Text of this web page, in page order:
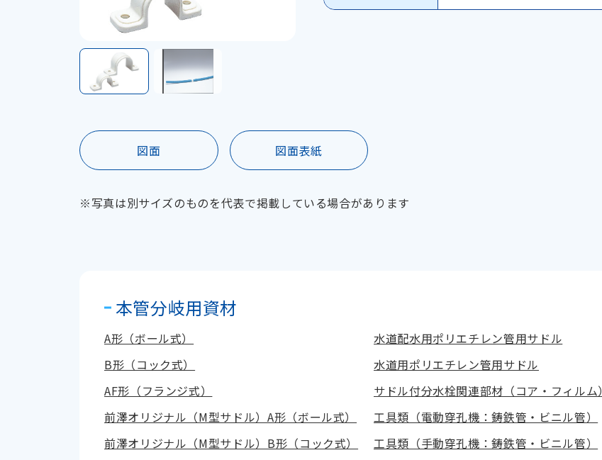
図面 図面表紙
※写真は別サイズのものを代表で掲載している場合があります
本管分岐用資材
A形（ボール式）
B形（コック式）
AF形（フランジ式）
前澤オリジナル（M型サドル）A形（ボール式）
前澤オリジナル（M型サドル）B形（コック式）
水道配水用ポリエチレン管用サドル
水道用ポリエチレン管用サドル
サドル付分水栓関連部材（コア・フィルム）
工具類（電動穿孔機：鋳鉄管・ビニル管）
工具類（手動穿孔機：鋳鉄管・ビニル管）